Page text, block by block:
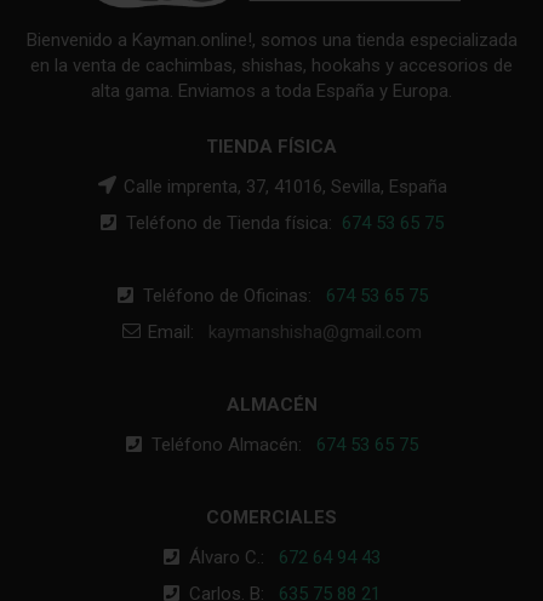
Bienvenido a Kayman.online!, somos una tienda especializada
en la venta de cachimbas, shishas, hookahs y accesorios de
alta gama. Enviamos a toda España y Europa.
TIENDA FÍSICA
Calle imprenta, 37, 41016, Sevilla, España
Teléfono de Tienda física: 674 53 65 75
Teléfono de Oficinas: 674 53 65 75
Email: kaymanshisha@gmail.com
ALMACÉN
Teléfono Almacén: 674 53 65 75
COMERCIALES
Álvaro C.: 672 64 94 43
Carlos. B: 635 75 88 21